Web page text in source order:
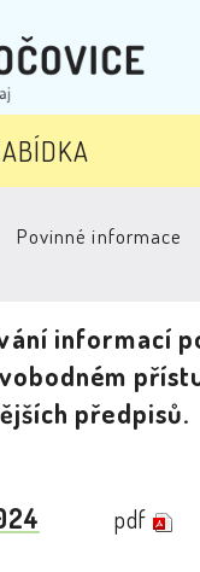
Povinné informace
informací
předpisů.
pdf